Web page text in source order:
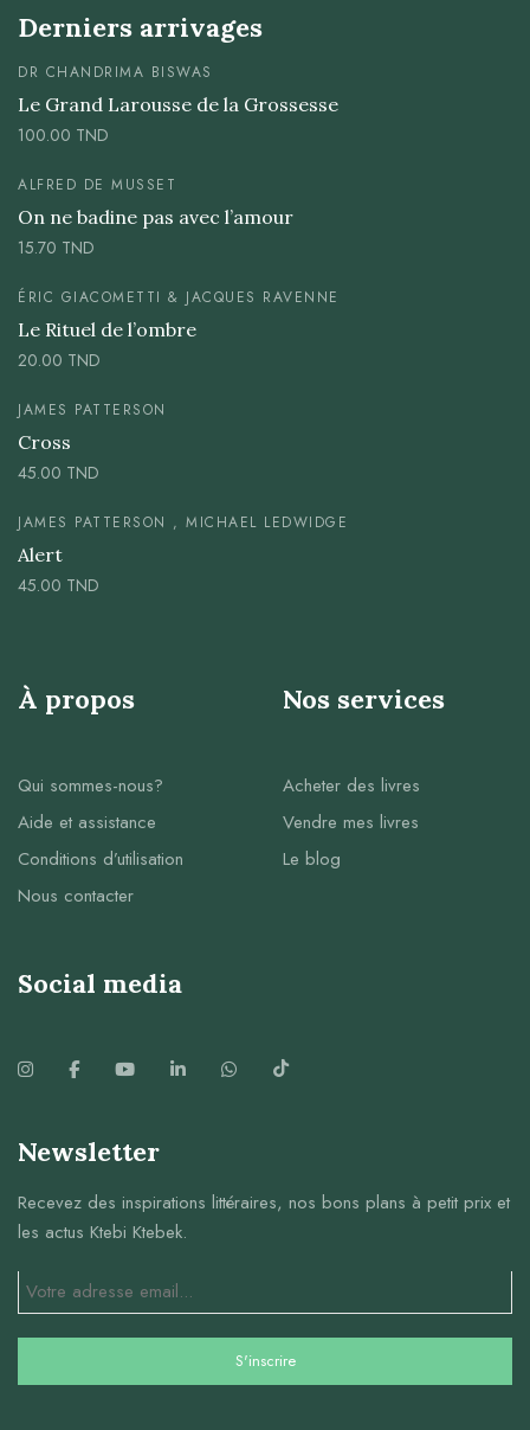
Derniers arrivages
DR CHANDRIMA BISWAS
Le Grand Larousse de la Grossesse
100.00 TND
ALFRED DE MUSSET
On ne badine pas avec l’amour
15.70 TND
ÉRIC GIACOMETTI & JACQUES RAVENNE
Le Rituel de l’ombre
20.00 TND
JAMES PATTERSON
Cross
45.00 TND
JAMES PATTERSON , MICHAEL LEDWIDGE
Alert
45.00 TND
À propos
Qui sommes-nous?
Aide et assistance
Conditions d’utilisation
Nous contacter
Nos services
Acheter des livres
Vendre mes livres
Le blog
Social media
Newsletter
Recevez des inspirations littéraires, nos bons plans à petit prix et
les actus Ktebi Ktebek.